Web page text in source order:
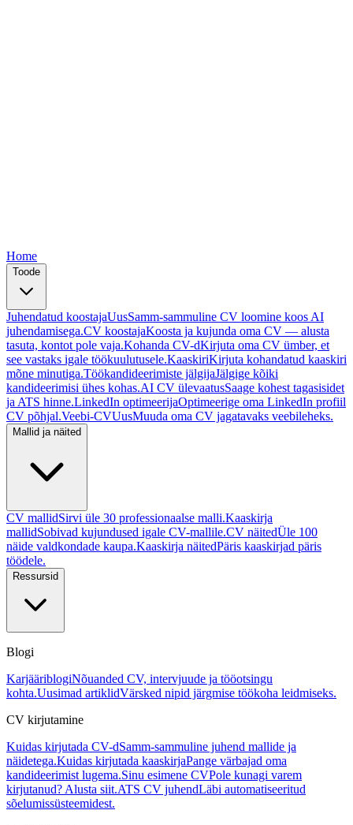
Home
Toode
Juhendatud koostajaUusSamm-sammuline CV loomine koos AI
juhendamisega.CV koostajaKoosta ja kujunda oma CV — alusta
tasuta, kontot pole vaja.Kohanda CV-dKirjuta oma CV ümber, et
see vastaks igale töökuulutusele.KaaskiriKirjuta kohandatud kaaskiri
mõne minutiga.Töökandideerimiste jälgijaJälgige kõiki
kandideerimisi ühes kohas.AI CV ülevaatusSaage kohest tagasisidet
ja ATS hinne.LinkedIn optimeerijaOptimeerige oma LinkedIn profiil
CV põhjal.Veebi-CVUusMuuda oma CV jagatavaks veebileheks.
Mallid ja näited
CV mallidSirvi üle 30 professionaalse malli.Kaaskirja
mallidSobivad kujundused igale CV-mallile.CV näitedÜle 100
näide valdkondade kaupa.Kaaskirja näitedPäris kaaskirjad päris
töödele.
Ressursid
Blogi
KarjääriblogiNõuanded CV, intervjuude ja tööotsingu
kohta.Uusimad artiklidVärsked nipid järgmise töökoha leidmiseks.
CV kirjutamine
Kuidas kirjutada CV-dSamm-sammuline juhend mallide ja
näidetega.Kuidas kirjutada kaaskirjaPange värbajad oma
kandideerimist lugema.Sinu esimene CVPole kunagi varem
kirjutanud? Alusta siit.ATS CV juhendLäbi automatiseeritud
sõelumissüsteemidest.